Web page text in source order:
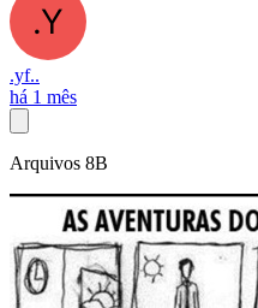
.yf..
há 1 mês
Arquivos 8B